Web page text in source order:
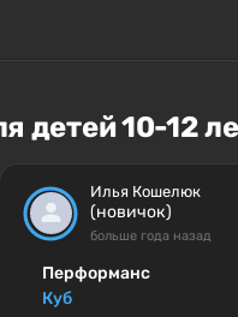
детей 10-12
Илья Кошелюк
(новичок)
больше года назад
Перформанс
Куб